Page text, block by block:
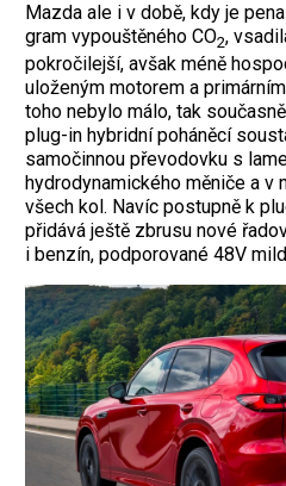
Mazda ale i v době, kdy je
gram vypouštěného CO2,
pokročilejší, avšak méně
uloženým motorem a
toho nebylo málo, tak
plug-in hybridní poháněcí
samočinnou převodovku s
hydrodynamického měniče a v
všech kol. Navíc postupně k
přidává ještě zbrusu nové
i benzín, podporované 48V